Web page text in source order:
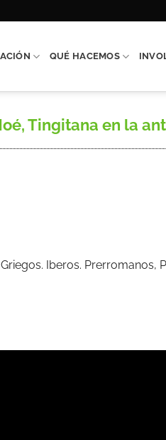
QUÉ HACEMOS
Tingitana en la
Iberos. Prerromanos,